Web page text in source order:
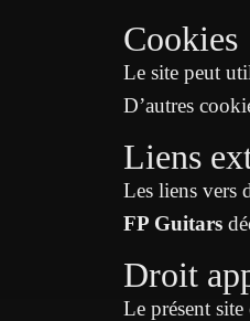
Cookies
Le site peut
D’autres
Liens
Les liens vers
FP Guitars
Droit
Le présent site